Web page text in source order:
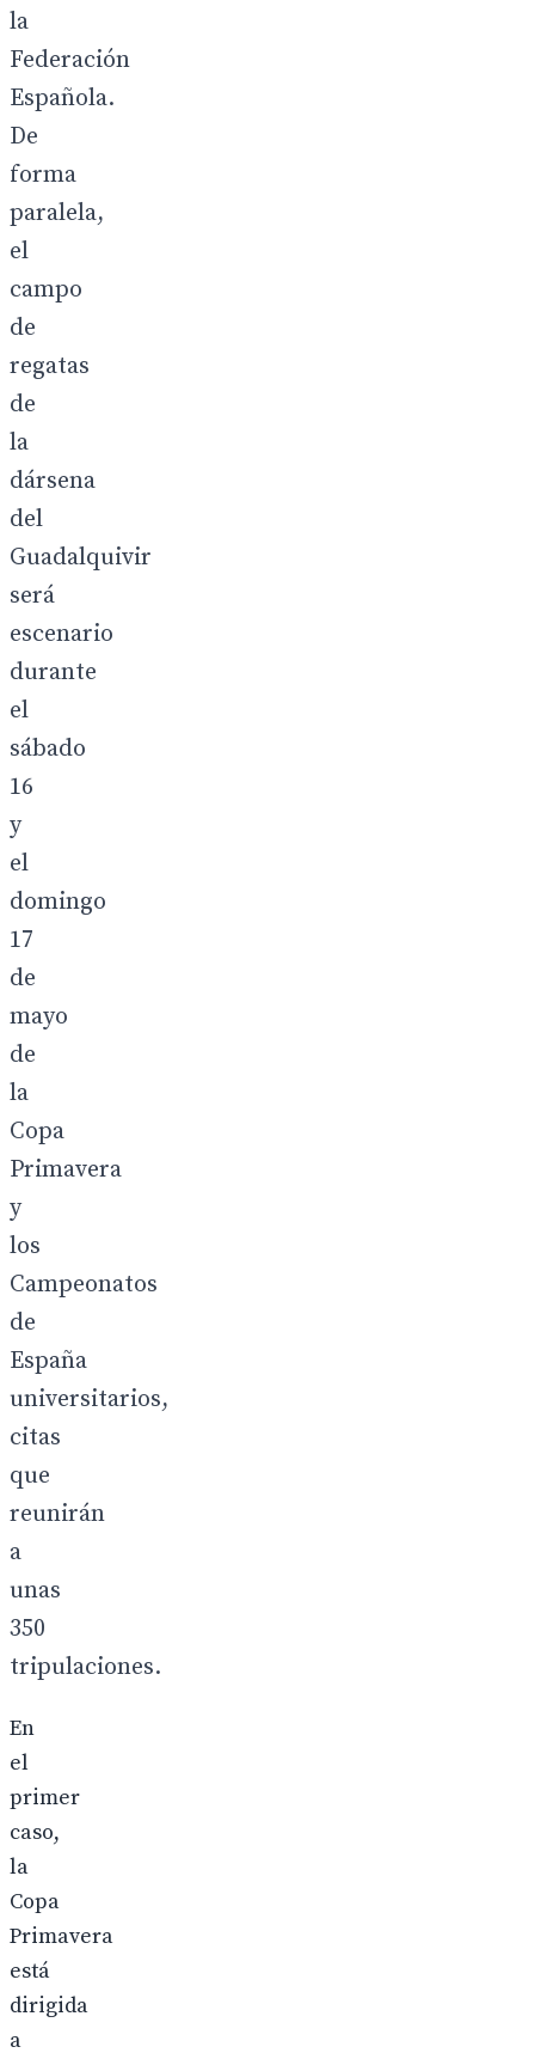
la
Federación
Española.
De
forma
paralela,
el
campo
de
regatas
de
la
dársena
del
Guadalquivir
será
escenario
durante
el
sábado
16
y
el
domingo
17
de
mayo
de
la
Copa
Primavera
y
los
Campeonatos
de
España
universitarios,
citas
que
reunirán
a
unas
350
tripulaciones.
En
el
primer
caso,
la
Copa
Primavera
está
dirigida
a